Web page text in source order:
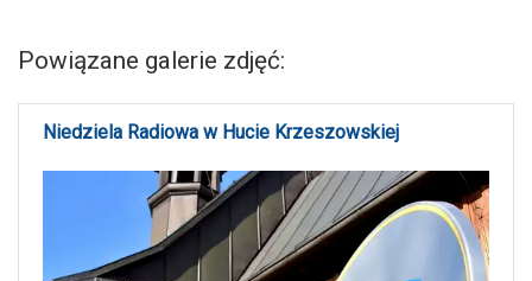
Powiązane galerie zdjęć:
Niedziela Radiowa w Hucie Krzeszowskiej